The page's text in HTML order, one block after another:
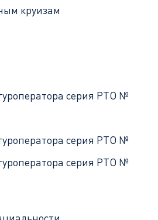
круизам
серия РТО №
серия РТО №
серия РТО №